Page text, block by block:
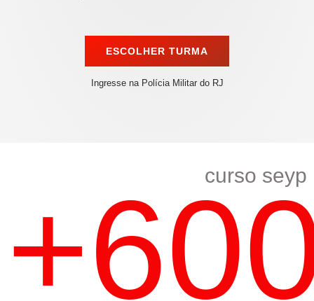
ESCOLHER TURMA
Ingresse na Polícia Militar do RJ
curso seyp